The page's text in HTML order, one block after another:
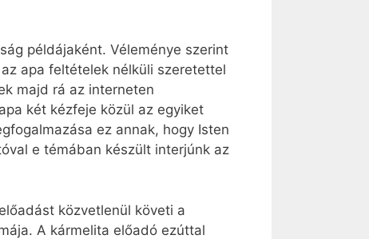
példájaként. Véleménye szerint
apa feltételek nélküli szeretettel
majd rá az interneten
két kézfeje közül az egyiket
ez annak, hogy Isten
e témában készült interjúnk az
közvetlenül követi a
A kármelita előadó ezúttal